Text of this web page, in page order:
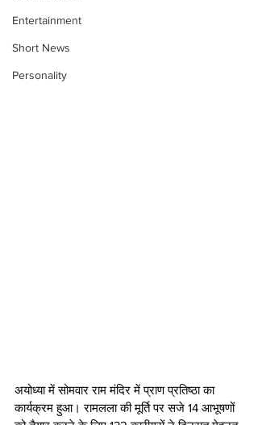
Entertainment
Short News
Personality
अयोध्या में सोमवार राम मंदिर में प्राण प्रतिष्ठा का
कार्यक्रम हुआ। रामलला की मूर्ति पर सजे 14 आभूषणों